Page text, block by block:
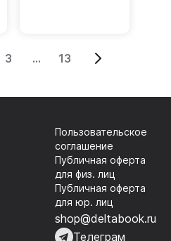
3 ... 13
Пользовательское
соглашение
Публичная оферта
для физ. лиц
Публичная оферта
для юр. лиц
shop@deltabook.ru
Телеграм